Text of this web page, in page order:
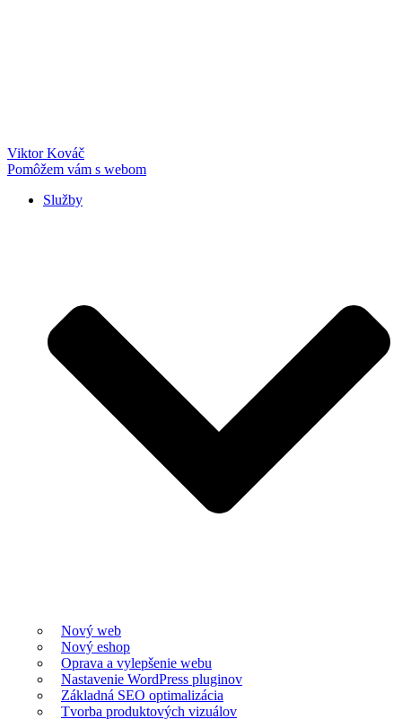
Viktor Kováč
Pomôžem vám s webom
Služby
Nový web
Nový eshop
Oprava a vylepšenie webu
Nastavenie WordPress pluginov
Základná SEO optimalizácia
Tvorba produktových vizuálov